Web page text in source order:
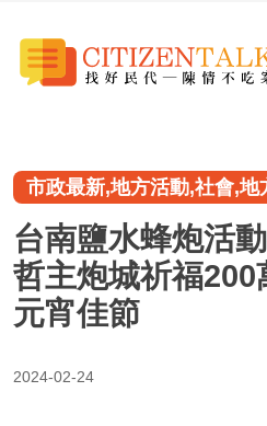
市政最新,地方活動,社會,地
台南鹽水蜂炮活
哲主炮城祈福200
元宵佳節
2024-02-24